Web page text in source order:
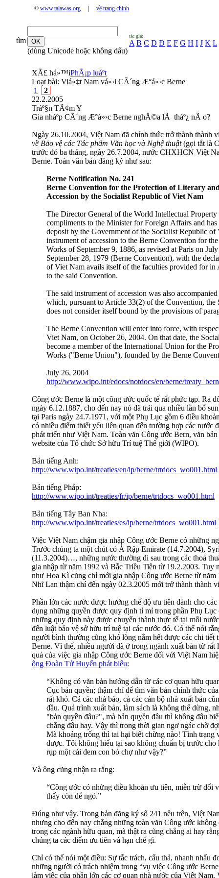
© www.talawas.org về trang chính
tìm
(dùng Unicode hoặc không dấu)
tác giả:
A B C D Đ E F G H I J K L
XÃ£ há»™iPhÃ¡p luáº­t
Loạt bài: Viá»‡t Nam vá»›i CÃ´ng Æ°á»›c Berne
1
2
22.2.2005
Tráº§n TÃ¢m Y
Gia nháº­p CÃ´ng Æ°á»›c Berne nghÄ©a lÃ tháº¿ nÃ o?
Ngày 26.10.2004, Việt Nam đã chính thức trở thành thành
về Bảo vệ các Tác phẩm Văn học và Nghệ thuật(gọi tắt là
trước đó ba tháng, ngày 26.7.2004, nước CHXHCN Việt
Berne. Toàn văn bản đăng ký như sau:
Berne Notification No. 241
Berne Convention for the Protection of Literary
Accession by the Socialist Republic of Viet Nam
The Director General of the World Intellectual
compliments to the Minister for Foreign Affairs and
deposit by the Government of the Socialist Republic
instrument of accession to the Berne Convention for
Works of September 9, 1886, as revised at Paris on
September 28, 1979 (Berne Convention), with the
of Viet Nam avails itself of the faculties provided for
to the said Convention.
The said instrument of accession was also
which, pursuant to Article 33(2) of the Convention,
does not consider itself bound by the provisions of
The Berne Convention will enter into force, with
Viet Nam, on October 26, 2004. On that date, the
become a member of the International Union for the
Works ("Berne Union"), founded by the Berne
July 26, 2004
http://www.wipo.int/edocs/notdocs/en/berne/
Công ước Berne là một công ước quốc tế rất phức tạp. Ra
ngày 6.12.1887, cho đến nay nó đã trải qua nhiều lần bổ
tại Paris ngày 24.7.1971, với một Phụ Lục gồm 6 điều
có nhiều điểm thiết yếu liên quan đến trường hợp các nước
phát triển như Việt Nam. Toàn văn Công ước Bern, văn
website của Tổ chức Sở hữu Trí tuệ Thế giới (WIPO).
Bản tiếng Anh:
http://www.wipo.int/treaties/en/ip/berne/trtdocs_wo001.html
Bản tiếng Pháp:
http://www.wipo.int/treaties/fr/ip/berne/trtdocs_wo001.html
Bản tiếng Tây Ban Nha:
http://www.wipo.int/treaties/es/ip/berne/trtdocs_wo001.html
Việc Việt Nam chậm gia nhập Công ước Berne có những
Trước chúng ta một chút có Ả Rập Emirate (14.7.2004),
(11.3.2004)…, những nước thường đi sau trong các thoả
gia nhập từ năm 1992 và Bắc Triều Tiên từ 19.2.2003. Tuy
như Hoa Kì cũng chỉ mới gia nhập Công ước Berne từ
Nhĩ Lan thậm chí đến ngày 02.3.2005 mới trở thành thành
Phần lớn các nước được hưởng chế độ ưu tiên dành cho
dụng những quyền được quy định tỉ mỉ trong phần Phụ Lục
những quy định này được chuyển thành thực tế tại mỗi
đến luật bảo vệ sở hữu trí tuệ tại các nước đó. Có thể nói
người bình thường cũng khó lòng nắm hết được các chi tiết
Berne. Vì thế, nhiều người đã ở trong ngành xuất bản từ rất
quả của việc gia nhập Công ước Berne đối với Việt Nam
ông Đoàn Tử Huyến phát biểu:
“Không có văn bản hướng dẫn từ các cơ quan hữu
Cục bản quyền; thậm chí để tìm văn bản chính thức
rất khó. Cả các nhà báo, cả các cán bộ nhà xuất bản
đầu. Quá trình xuất bản, làm sách là không thể dừng,
"bản quyền đâu?", mà bản quyền đâu thì không đâu
chẳng đâu hay. Vậy thì trong thời gian ngơ ngác chờ
Mà khoảng trống thì tai hại biết chừng nào! Tình trạng
được. Tôi không hiểu tại sao không chuẩn bị trước
rụp một cái đem con bỏ chợ như vậy?”
Và ông cũng nhận ra rằng:
“Công ước có những điều khoản ưu tiên, miễn trừ đối
thấy còn để ngỏ.”
Đúng như vậy. Trong bản đăng ký số 241 nêu trên, Việt
nhưng cho đến nay chẳng những toàn văn Công ước
trong các ngành hữu quan, mà thật ra cũng chẳng ai hay
chúng ta các điểm ưu tiên và hạn chế gì.
Chỉ có thể nói một điều: Sự tắc trách, cẩu thả, nhanh nhẩu
những người có trách nhiệm trong “vụ việc Công ước
làm việc của phần lớn các cơ quan nhà nước của Việt Nam.